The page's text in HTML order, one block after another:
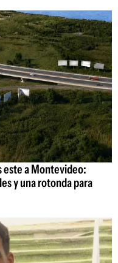
este a Montevideo:
y una rotonda para